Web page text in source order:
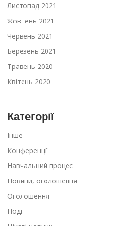
Листопад 2021
Жовтень 2021
Червень 2021
Березень 2021
Травень 2020
Квітень 2020
Категорії
Інше
Конференції
Навчальний процес
Новини, оголошення
Оголошення
Події